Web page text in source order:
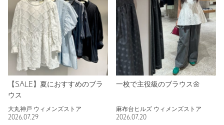
【SALE】夏におすすめのブラ
ウス
大丸神戸 ウィメンズストア
2026.07.29
一枚で主役級のブラウス🌼
麻布台ヒルズ ウィメンズストア
2026.07.20